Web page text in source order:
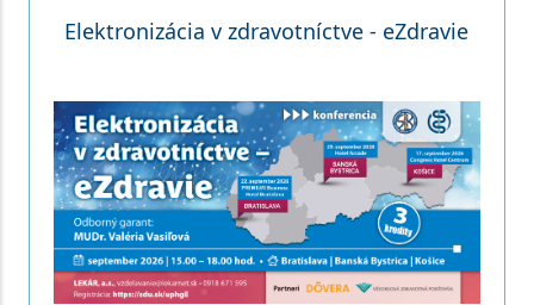
Elektronizácia v zdravotníctve - eZdravie